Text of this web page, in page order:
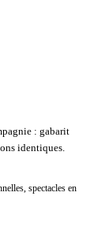
: gabarit
identiques.
spectacles en